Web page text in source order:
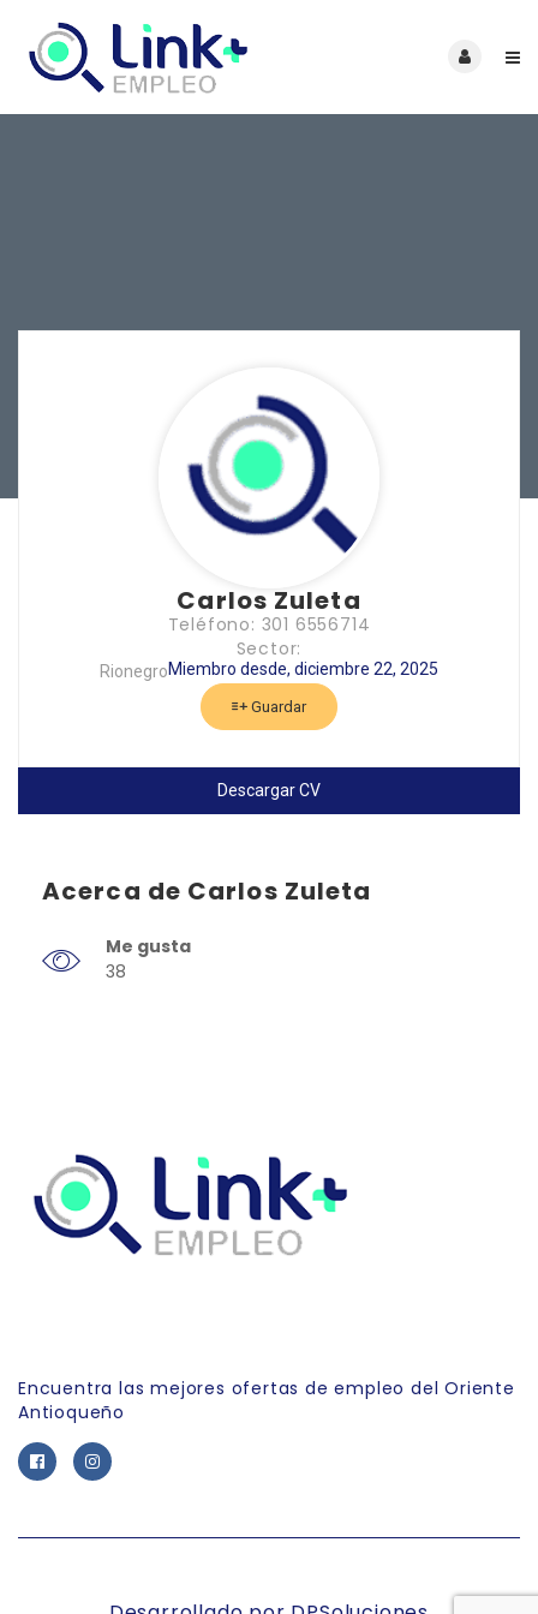
Carlos Zuleta
Teléfono: 301 6556714
Sector:
RionegroMiembro desde, diciembre 22, 2025
Guardar
Descargar CV
Acerca de Carlos Zuleta
Me gusta
38
Encuentra las mejores ofertas de empleo del Oriente
Antioqueño